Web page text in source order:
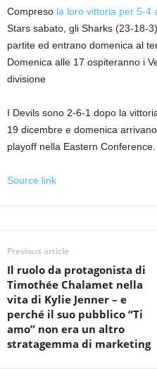
Compreso la loro vittoria per 5-4
Stars sabato, gli Sharks (23-18-
partite ed entrano domenica al
Domenica alle 17 ospiteranno i
divisione
I Devils sono 2-6-1 dopo la
19 dicembre e domenica
playoff nella Eastern Conference.
Source link
Previous article
Il ruolo da protagonista di
Timothée Chalamet nella
vita di Kylie Jenner – e
perché il suo pubblico “Ti
amo” non era un altro
stratagemma di marketing